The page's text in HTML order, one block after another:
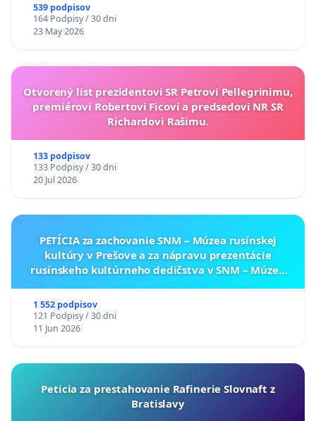
539 podpisov
164 Podpisy / 30 dni
23 May 2026
Otvorený list prezidentovi SR Petrovi Pellegrinimu,
premiérovi Robertovi Ficovi a predsedovi NR SR
Richardovi Rašimu.
133 podpisov
133 Podpisy / 30 dni
20 Jul 2026
PETÍCIA za zachovanie SNM – Múzea rusínskej
kultúry v Prešove a za nápravu prezentácie
rusínskeho kultúrneho dedičstva v SNM – Múzeu
1 552 podpisov
121 Podpisy / 30 dni
11 Jun 2026
Peticia za prestahovanie Rafinerie Slovnaft z
Bratislavy